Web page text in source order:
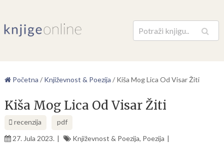
Pretraga
Početna / Književnost & Poezija / Kiša Mog Lica Od Visar Žiti
Kiša Mog Lica Od Visar Žiti
recenzija
pdf
27. Jula 2023.
Književnost & Poezija, Poezija